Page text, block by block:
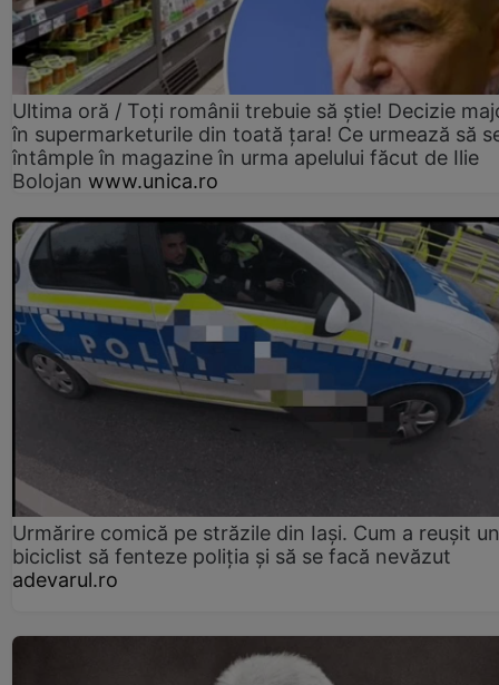
Ultima oră / Toți românii trebuie să știe! Decizie
în supermarketurile din toată țara! Ce urmează să
întâmple în magazine în urma apelului făcut de Ilie
Bolojan www.unica.ro
Urmărire comică pe străzile din Iași. Cum a reușit un
biciclist să fenteze poliția și să se facă nevăzut
adevarul.ro